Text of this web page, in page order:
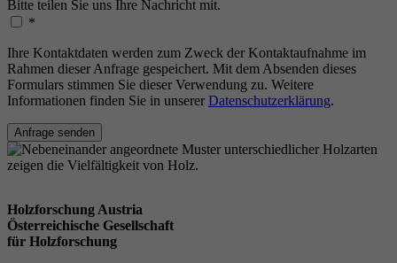
Bitte teilen Sie uns Ihre Nachricht mit.
*
Ihre Kontaktdaten werden zum Zweck der Kontaktaufnahme im
Rahmen dieser Anfrage gespeichert. Mit dem Absenden dieses
Formulars stimmen Sie dieser Verwendung zu. Weitere
Informationen finden Sie in unserer Datenschutzerklärung.
Anfrage senden
Holzforschung Austria
Österreichische Gesellschaft
für Holzforschung